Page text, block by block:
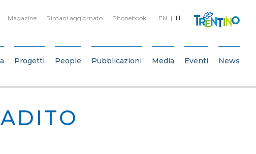
EN IT
Magazine Rimani aggiornato Phonebook
Progetti People Pubblicazioni Media Eventi News